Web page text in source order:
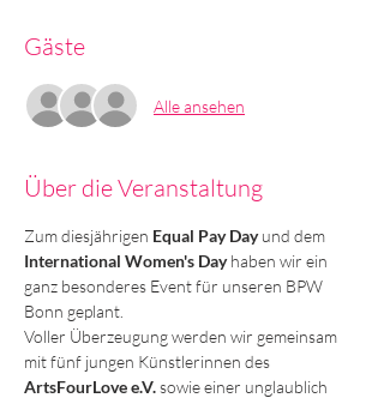
Gäste
Alle ansehen
Über die Veranstaltung
Zum diesjährigen Equal Pay Day und dem
International Women's Day haben wir ein
ganz besonderes Event für unseren BPW
Bonn geplant.
Voller Überzeugung werden wir gemeinsam
mit fünf jungen Künstlerinnen des
ArtsFourLove e.V. sowie einer unglaublich